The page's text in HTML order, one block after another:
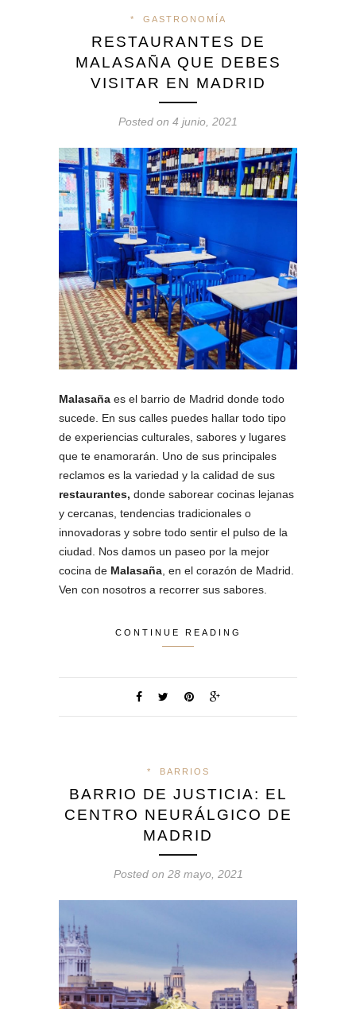
* GASTRONOMÍA
RESTAURANTES DE
MALASAÑA QUE DEBES
VISITAR EN MADRID
Posted on 4 junio, 2021
Malasaña es el barrio de Madrid donde todo
sucede. En sus calles puedes hallar todo tipo
de experiencias culturales, sabores y lugares
que te enamorarán. Uno de sus principales
reclamos es la variedad y la calidad de sus
restaurantes, donde saborear cocinas lejanas
y cercanas, tendencias tradicionales o
innovadoras y sobre todo sentir el pulso de la
ciudad. Nos damos un paseo por la mejor
cocina de Malasaña , en el corazón de Madrid.
Ven con nosotros a recorrer sus sabores.
CONTINUE READING
* BARRIOS
BARRIO DE JUSTICIA: EL
CENTRO NEURÁLGICO DE
MADRID
Posted on 28 mayo, 2021